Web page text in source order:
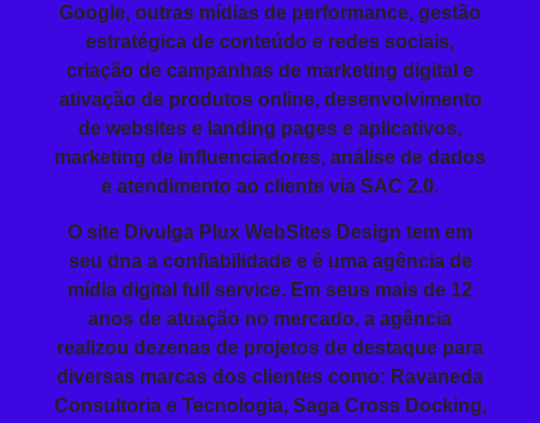
Google, outras mídias de performance, gestão
estratégica de conteúdo e redes sociais,
criação de campanhas de marketing digital e
ativação de produtos online, desenvolvimento
de websites e landing pages e aplicativos,
marketing de influenciadores, análise de dados
e atendimento ao cliente via SAC 2.0.
O site Divulga Plux WebSites Design tem em
seu dna a confiabilidade e é uma agência de
mídia digital full service. Em seus mais de 12
anos de atuação no mercado, a agência
realizou dezenas de projetos de destaque para
diversas marcas dos clientes como: Ravaneda
Consultoria e Tecnologia, Saga Cross Docking,